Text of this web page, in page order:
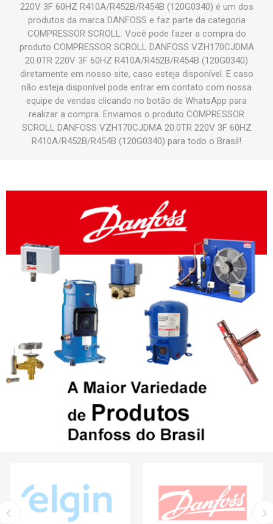
220V 3F 60HZ R410A/R452B/R454B (120G0340) é um dos
produtos da marca DANFOSS e faz parte da categoria
COMPRESSOR SCROLL. Você pode fazer a compra do
produto COMPRESSOR SCROLL DANFOSS VZH170CJDMA
20.0TR 220V 3F 60HZ R410A/R452B/R454B (120G0340)
diretamente em nosso site, caso esteja disponível. E caso
não esteja disponível pode entrar em contato com nossa
equipe de vendas clicando no botão de WhatsApp para
realizar a compra. Enviamos o produto COMPRESSOR
SCROLL DANFOSS VZH170CJDMA 20.0TR 220V 3F 60HZ
R410A/R452B/R454B (120G0340) para todo o Brasil!